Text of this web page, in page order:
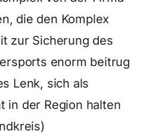
die den Komplex
zur Sicherung des
enorm beitrug
Lenk, sich als
in der Region halten